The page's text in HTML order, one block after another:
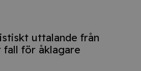
uttalande från
för åklagare